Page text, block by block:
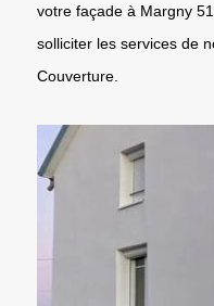
votre façade à Margny
solliciter les services de
Couverture.